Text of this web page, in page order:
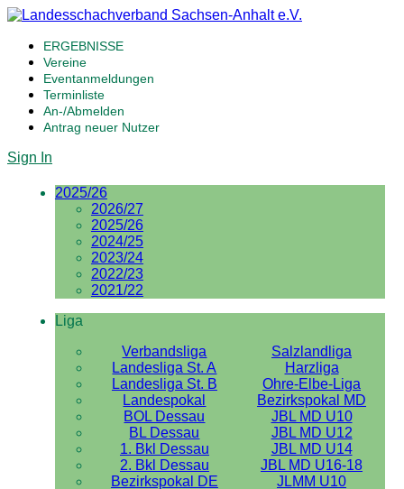
ERGEBNISSE
Vereine
Eventanmeldungen
Terminliste
An-/Abmelden
Antrag neuer Nutzer
Sign In
2025/26
2026/27
2025/26
2024/25
2023/24
2022/23
2021/22
Liga
Verbandsliga
Salzlandliga
Landesliga St. A
Harzliga
Landesliga St. B
Ohre-Elbe-Liga
Landespokal
Bezirkspokal MD
BOL Dessau
JBL MD U10
BL Dessau
JBL MD U12
1. Bkl Dessau
JBL MD U14
2. Bkl Dessau
JBL MD U16-18
Bezirkspokal DE
JLMM U10